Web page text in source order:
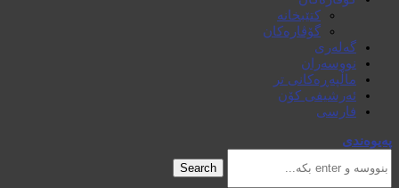
کتێبخانە
گۆڤارەکان
گەلەری
نووسەران
ماڵپەڕەکانی تر
ئەرشیفی کۆن
فارسی
پەیوەندی
Search